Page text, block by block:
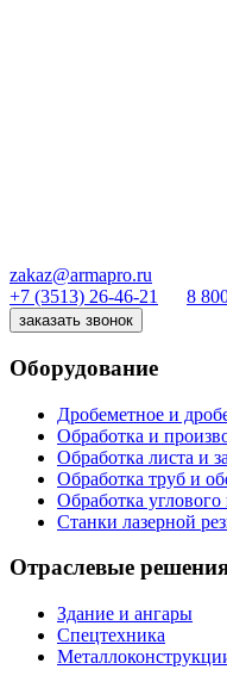
zakaz@armapro.ru
+7 (3513) 26-46-21
8
заказать звонок
Оборудование
Дробеметное и
Обработка и
Обработка листа и
Обработка труб и
Обработка углового
Станки лазерной
Отраслевые
Здание и ангары
Спецтехника